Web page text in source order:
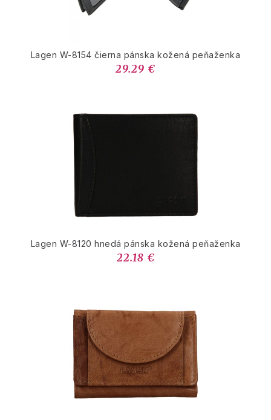
Lagen W-8154 čierna pánska kožená peňaženka
29.29 €
Lagen W-8120 hnedá pánska kožená peňaženka
22.18 €